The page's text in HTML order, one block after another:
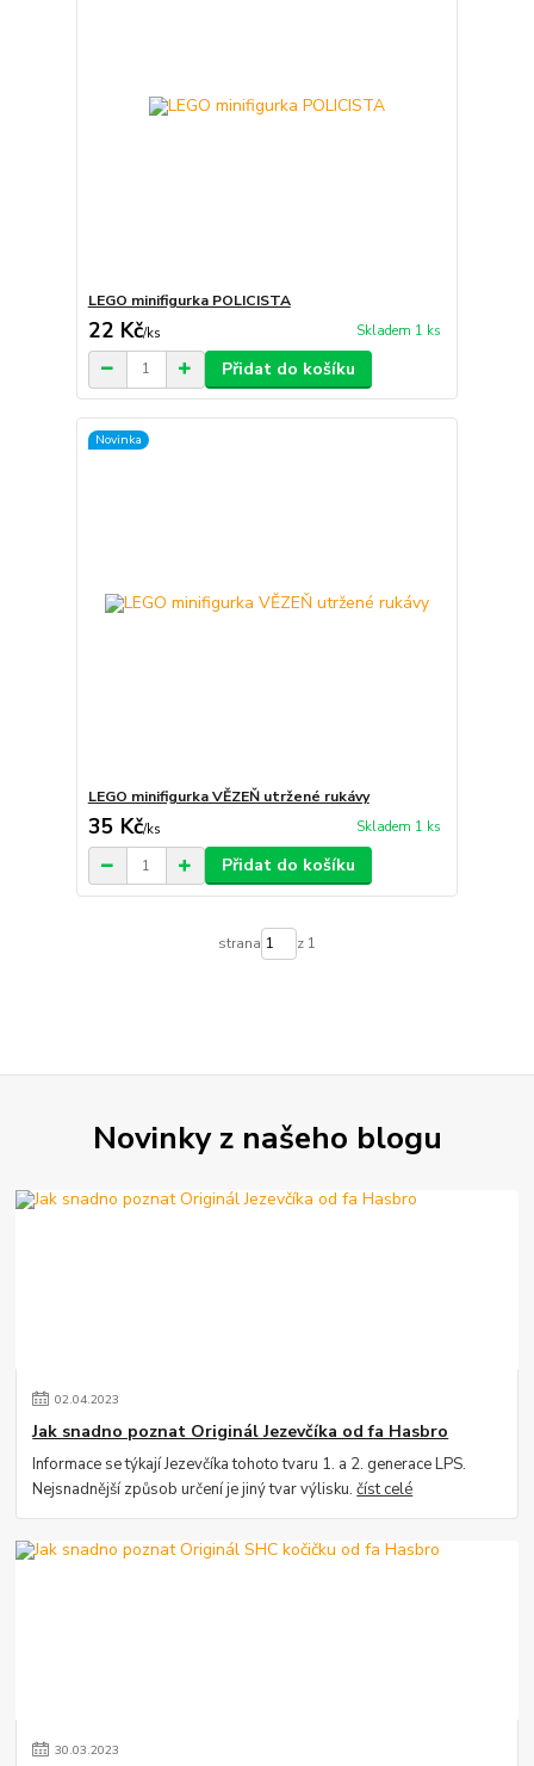
LEGO minifigurka POLICISTA
22 Kč/ks Skladem 1 ks
Přidat do košíku
Novinka
LEGO minifigurka VĚZEŇ utržené rukávy
35 Kč/ks Skladem 1 ks
Přidat do košíku
strana z 1
Novinky z našeho blogu
02.04.2023
Jak snadno poznat Originál Jezevčíka od fa Hasbro
Informace se týkají Jezevčíka tohoto tvaru 1. a 2. generace LPS.
Nejsnadnější způsob určení je jiný tvar výlisku.číst celé
30.03.2023